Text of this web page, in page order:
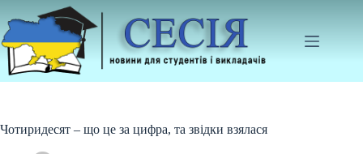
до
вмісту
Чотиридесят – що це за цифра, та звідки взялася